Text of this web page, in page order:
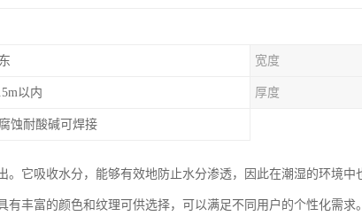
宽度
以内 厚度
蚀耐酸碱可焊接
。它吸收水分，能够有效地防止水分渗透，因此在潮湿的环境中
有丰富的颜色和纹理可供选择，可以满足不同用户的个性化需求